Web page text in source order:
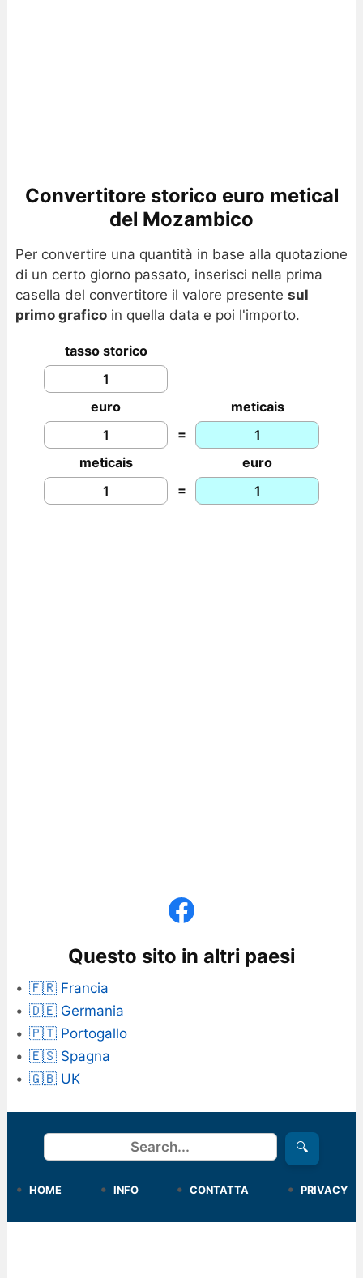
Convertitore storico euro metical
del Mozambico
Per convertire una quantità in base alla quotazione
di un certo giorno passato, inserisci nella prima
casella del convertitore il valore presente sul
primo graficoin quella data e poi l'importo.
tasso storico
euro
meticais
=
meticais
euro
=
Questo sito in altri paesi
🇫🇷 Francia
🇩🇪 Germania
🇵🇹 Portogallo
🇪🇸 Spagna
🇬🇧 UK
Cerca 🔍
HOME INFO CONTATTA PRIVACY